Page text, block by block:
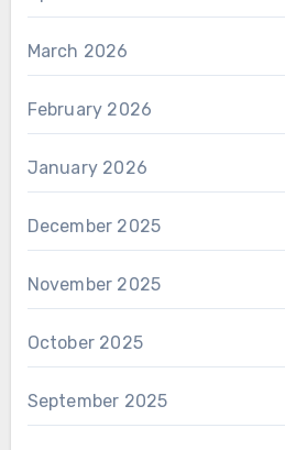
March 2026
February 2026
January 2026
December 2025
November 2025
October 2025
September 2025